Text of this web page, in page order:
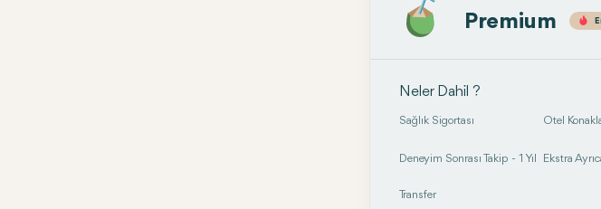
Premium
Neler Dahil ?
Sağlık Sigortası Otel
Deneyim Sonrası Takip - 1 Yıl
Ekstra
Transfer